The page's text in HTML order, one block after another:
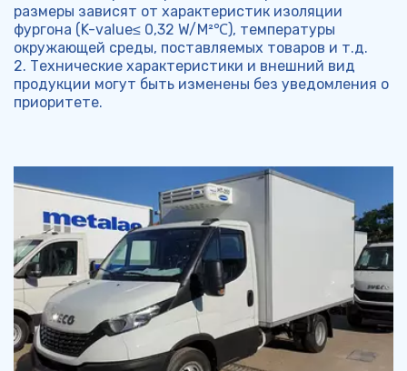
размеры зависят от характеристик изоляции
фургона (K-value≤ 0,32 W/M²℃), температуры
окружающей среды, поставляемых товаров и т.д.
2. Технические характеристики и внешний вид
продукции могут быть изменены без уведомления о
приоритете.